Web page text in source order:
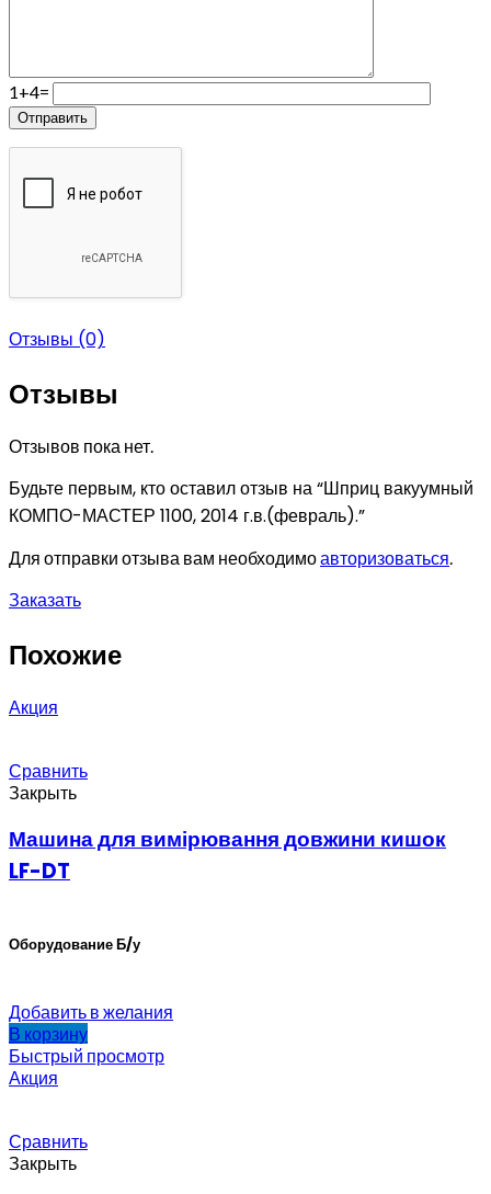
1+4=
Отзывы (0)
Отзывы
Отзывов пока нет.
Будьте первым, кто оставил отзыв на “Шприц вакуумный
КОМПО-МАСТЕР 1100, 2014 г.в.(февраль).”
Для отправки отзыва вам необходимоавторизоваться.
Заказать
Похожие
Акция
Сравнить
Закрыть
Машина для вимірювання довжини кишок
LF-DT
Оборудование Б/у
Добавить в желания
В корзину
Быстрый просмотр
Акция
Сравнить
Закрыть